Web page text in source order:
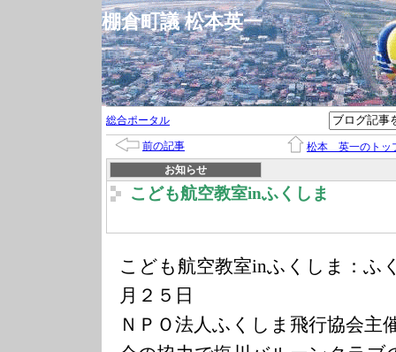
棚倉町議 松本英一
総合ポータル
前の記事
松本 英一のトッ
お知らせ
こども航空教室inふくしま
こども航空教室inふくしま：ふ
月２５日
ＮＰＯ法人ふくしま飛行協会主